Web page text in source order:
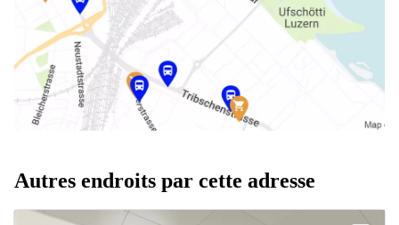
Autres endroits par cette adresse